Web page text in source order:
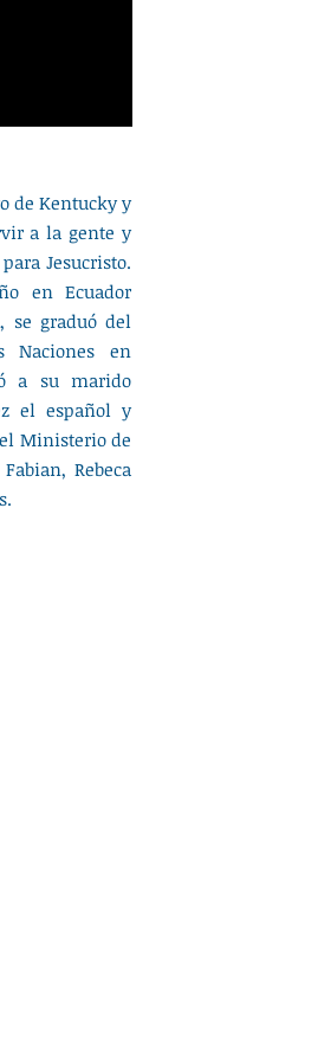
de Kentucky y
a la gente y
Jesucristo.
en Ecuador
se graduó del
Naciones en
a su marido
el español y
Ministerio de
Rebeca